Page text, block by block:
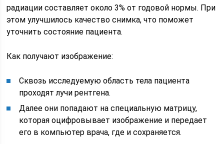
радиации составляет около 3% от годовой нормы. При
этом улучшилось качество снимка, что поможет
уточнить состояние пациента.
Как получают изображение:
Сквозь исследуемую область тела пациента
проходят лучи рентгена.
Далее они попадают на специальную матрицу,
которая оцифровывает изображение и передает
его в компьютер врача, где и сохраняется.